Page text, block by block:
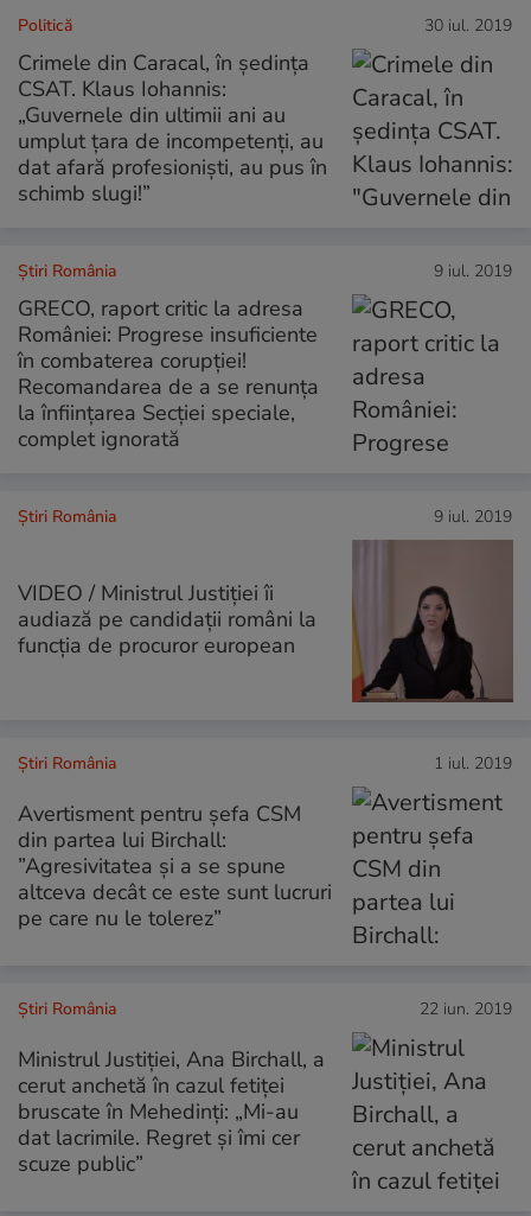
Politică 30 iul. 2019
Crimele din Caracal, în şedinţa
CSAT. Klaus Iohannis:
„Guvernele din ultimii ani au
umplut țara de incompetenți, au
dat afară profesioniști, au pus în
schimb slugi!”
Știri România 9 iul. 2019
GRECO, raport critic la adresa
României: Progrese insuficiente
în combaterea corupţiei!
Recomandarea de a se renunța
la înființarea Secției speciale,
complet ignorată
Știri România 9 iul. 2019
VIDEO / Ministrul Justiției îi
audiază pe candidaţii români la
funcţia de procuror european
Știri România 1 iul. 2019
Avertisment pentru șefa CSM
din partea lui Birchall:
”Agresivitatea și a se spune
altceva decât ce este sunt lucruri
pe care nu le tolerez”
Știri România 22 iun. 2019
Ministrul Justiției, Ana Birchall, a
cerut anchetă în cazul fetiţei
bruscate în Mehedinți: „Mi-au
dat lacrimile. Regret şi îmi cer
scuze public”